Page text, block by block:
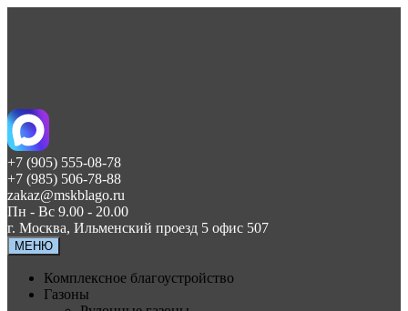
+7 (905) 555-08-78
+7 (985) 506-78-88
zakaz@mskblago.ru
Пн - Вс 9.00 - 20.00
г. Москва, Ильменский проезд 5 офис 507
МЕНЮ
Комплексное благоустройство
Газоны